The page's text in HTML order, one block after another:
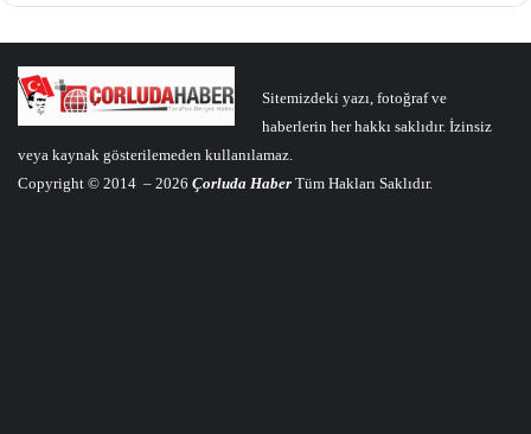
Sitemizdeki yazı, fotoğraf ve
haberlerin her hakkı saklıdır. İzinsiz
veya kaynak gösterilemeden kullanılamaz.
Copyright © 2014 – 2026 Çorluda Haber Tüm Hakları Saklıdır.